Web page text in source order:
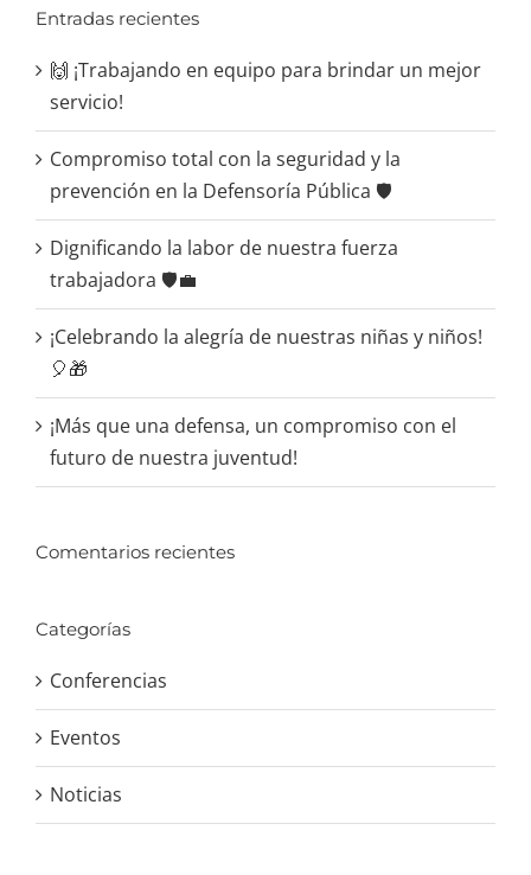
Entradas recientes
🙌 ¡Trabajando en equipo para brindar un mejor
servicio!
Compromiso total con la seguridad y la
prevención en la Defensoría Pública 🛡️
Dignificando la labor de nuestra fuerza
trabajadora 🛡️💼
¡Celebrando la alegría de nuestras niñas y niños!
🎈🎁
¡Más que una defensa, un compromiso con el
futuro de nuestra juventud!
Comentarios recientes
Categorías
Conferencias
Eventos
Noticias